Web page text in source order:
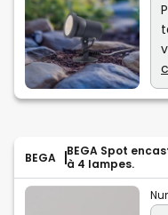
BEGA
BEGA Spot
à 4 lampes.